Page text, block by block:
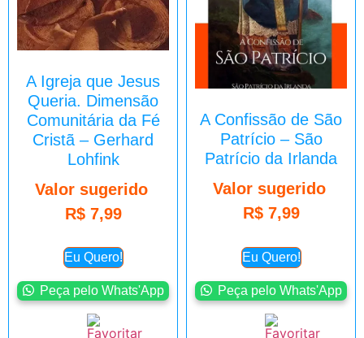
A Igreja que Jesus
Queria. Dimensão
Comunitária da Fé
Cristã – Gerhard
Lohfink
Valor sugerido
R$7,99
Eu Quero!
Peça pelo Whats'App
A Confissão de São
Patrício – São
Patrício da Irlanda
Valor sugerido
R$7,99
Eu Quero!
Peça pelo Whats'App